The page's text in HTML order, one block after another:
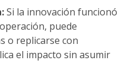
Si la innovación funcionó
puede
o replicarse con
el impacto sin asumir